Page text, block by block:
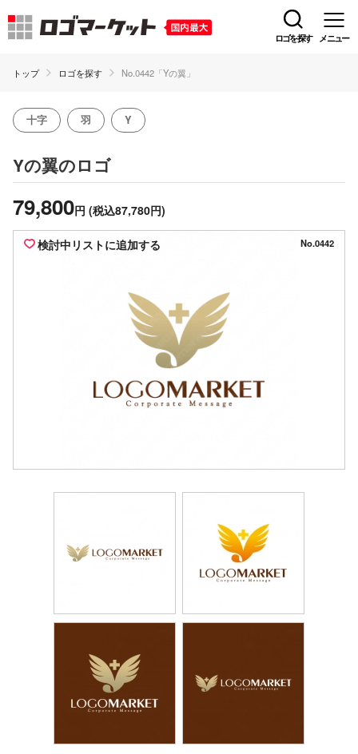
ロゴを探す メニュー
トップ ロゴを探す No.0442「Yの翼」
十字 羽 Y
Yの翼のロゴ
79,800円 (税込87,780円)
検討中リストに追加する No.0442